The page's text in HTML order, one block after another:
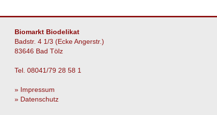
Biomarkt Biodelikat
Badstr. 4 1/3 (Ecke Angerstr.)
83646 Bad Tölz
Tel. 08041/79 28 58 1
» Impressum
» Datenschutz